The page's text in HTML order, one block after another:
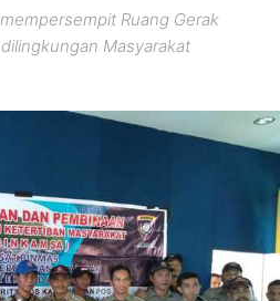
Ruang Gerak
Masyarakat